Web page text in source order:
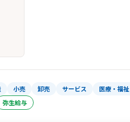
小売 卸売 サービス 医療・福祉
弥生給与